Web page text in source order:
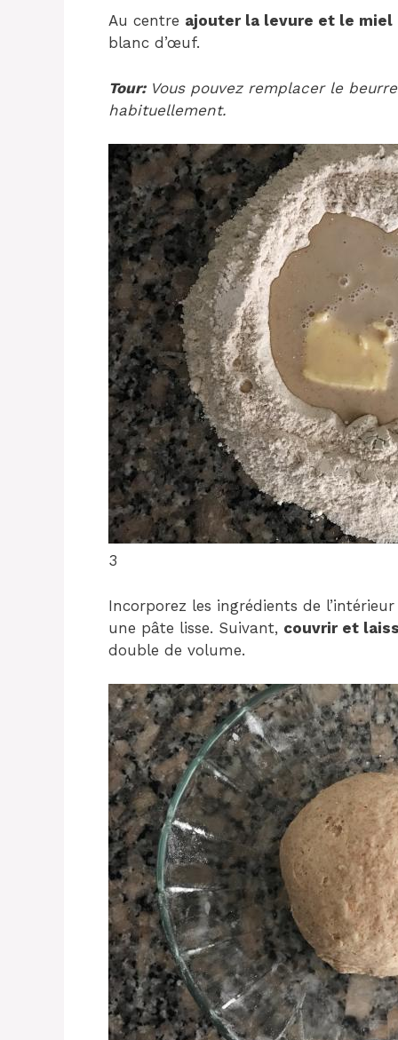
Au centre ajouter la levure et le miel
blanc d’œuf.
Tour:Vous pouvez remplacer le
habituellement.
3
Incorporez les ingrédients de
une pâte lisse. Suivant, couvrir et
double de volume.